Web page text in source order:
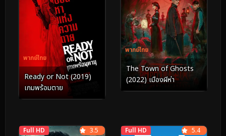
พากย์ไทย
Ready or Not (2019)
เกมพร้อมตาย
พากย์ไทย
The Town of Ghosts
(2022) เมืองผีห่า
Full HD 3.5 Full HD 5.4